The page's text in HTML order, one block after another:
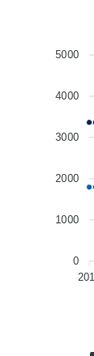
5000
4000
3000
2000
1000
0